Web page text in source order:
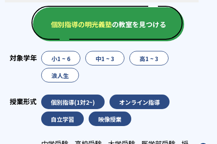
個別指導の明光義塾の教室を見つける
小1 ~ 6 中1 ~ 3 高1 ~ 3
浪人生
個別指導(1対2~) オンライン指導
自立学習 映像授業